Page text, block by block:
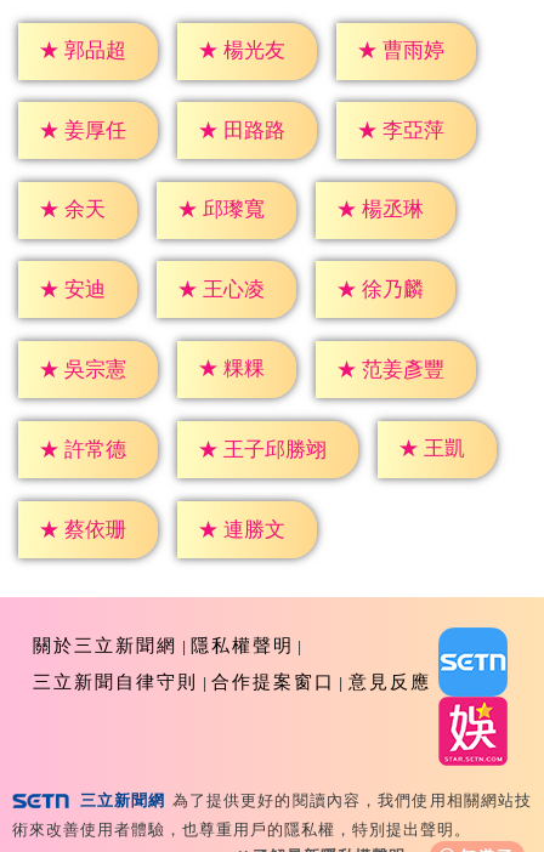
★ 郭品超 ★ 楊光友 ★ 曹雨婷
★ 姜厚任 ★ 田路路 ★ 李亞萍
★ 余天 ★ 邱瓈寬 ★ 楊丞琳
★ 安迪 ★ 王心凌 ★ 徐乃麟
★ 吳宗憲 ★ 粿粿 ★ 范姜彥豐
★ 許常德 ★ 王子邱勝翊 ★ 王凱
★ 蔡依珊 ★ 連勝文
關於三立新聞網
隱私權聲明
三立新聞自律守則
合作提案窗口 意見反應
Copyright ©2026 Sanlih E-Television All Rights
Reserved 版權所有 盜用必究 台北市內湖區舊宗路一段159
三立新聞網 為了提供更好的閱讀內容，我們使用相關網站技
術來改善使用者體驗，也尊重用戶的隱私權，特別提出聲明。